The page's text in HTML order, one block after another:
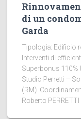
di un
Garda
Tipologia: Edificio
Interventi di
Superbonus 110%
Studio Perretti –
(RM)
Roberto PERRETTI